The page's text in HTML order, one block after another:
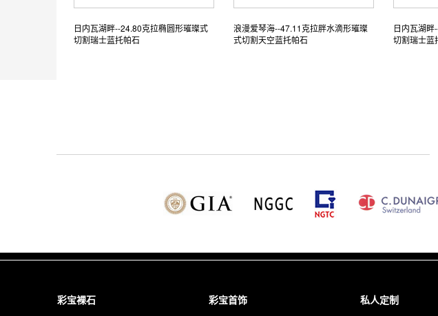
日内瓦湖畔--24.80克拉椭圆形璀璨式
切割瑞士蓝托帕石
浪漫爱琴海--47.11克拉胖水滴形璀璨
式切割天空蓝托帕石
日内瓦湖
切割瑞士蓝
彩宝裸石 彩宝首饰 私人定制